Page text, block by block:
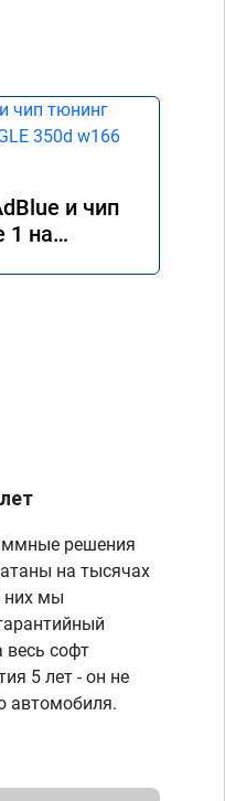
и чип
1 на
решения
на тысячах
них мы
софт
5 лет - он не
автомобиля.